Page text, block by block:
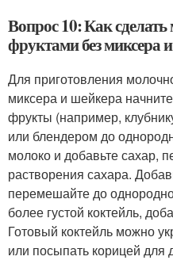
Вопрос 10: Как
фруктами без миксера
Для приготовления
миксера и шейкера
фрукты (например,
или блендером до
молоко и добавьте сахар,
растворения сахара.
перемешайте до
более густой коктейль,
Готовый коктейль можно
или посыпать корицей для